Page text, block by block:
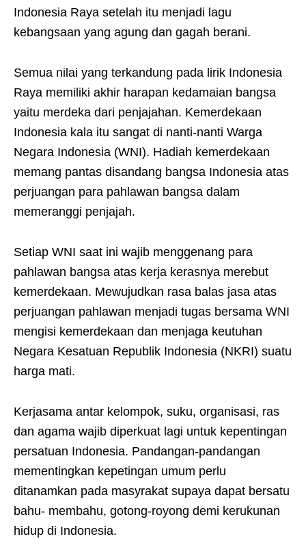
Indonesia Raya setelah itu menjadi lagu
kebangsaan yang agung dan gagah berani.
Semua nilai yang terkandung pada lirik Indonesia
Raya memiliki akhir harapan kedamaian bangsa
yaitu merdeka dari penjajahan. Kemerdekaan
Indonesia kala itu sangat di nanti-nanti Warga
Negara Indonesia (WNI). Hadiah kemerdekaan
memang pantas disandang bangsa Indonesia atas
perjuangan para pahlawan bangsa dalam
memeranggi penjajah.
Setiap WNI saat ini wajib menggenang para
pahlawan bangsa atas kerja kerasnya merebut
kemerdekaan. Mewujudkan rasa balas jasa atas
perjuangan pahlawan menjadi tugas bersama WNI
mengisi kemerdekaan dan menjaga keutuhan
Negara Kesatuan Republik Indonesia (NKRI) suatu
harga mati.
Kerjasama antar kelompok, suku, organisasi, ras
dan agama wajib diperkuat lagi untuk kepentingan
persatuan Indonesia. Pandangan-pandangan
mementingkan kepetingan umum perlu
ditanamkan pada masyrakat supaya dapat bersatu
bahu- membahu, gotong-royong demi kerukunan
hidup di Indonesia.